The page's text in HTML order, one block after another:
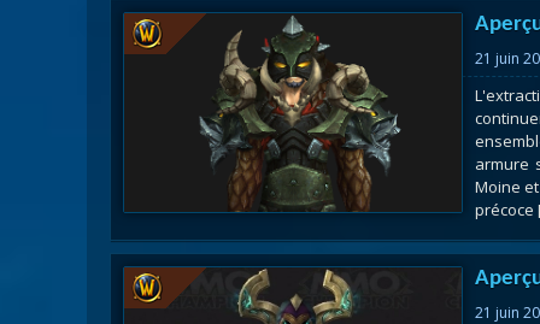
21 juin
armure
Moine
précoce
21 juin